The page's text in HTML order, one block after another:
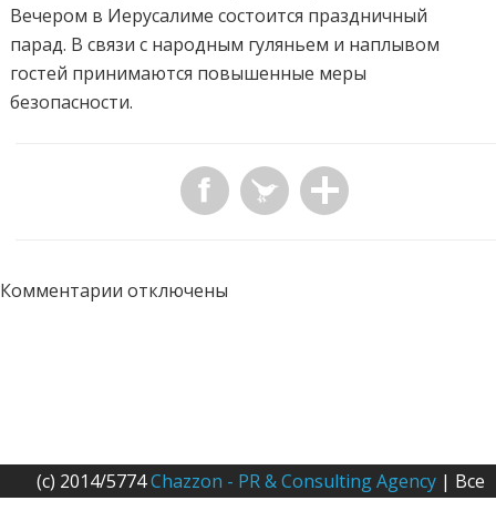
Вечером в Иерусалиме состоится праздничный
парад. В связи с народным гуляньем и наплывом
гостей принимаются повышенные меры
безопасности.
Комментарии отключены
(c) 2014/5774Chazzon - PR & Consulting Agency| Все